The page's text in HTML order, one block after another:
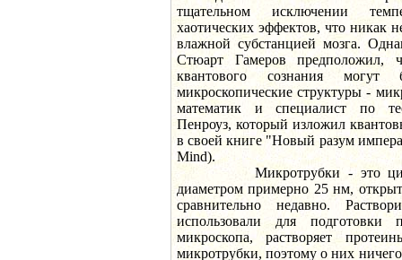
тщательном исключении
хаотических эффектов, что никак
влажной субстанцией мозга.
Стюарт Гамеров предположил,
квантового сознания могут
микроскопические структуры -
математик и специалист по
Пенроуз, который изложил
в своей книге "Новый разум
Mind).
Микротрубки - это
диаметром примерно 25 нм,
сравнительно недавно.
использовали для подготовки
микроскопа, растворяет
микротрубки, поэтому о них